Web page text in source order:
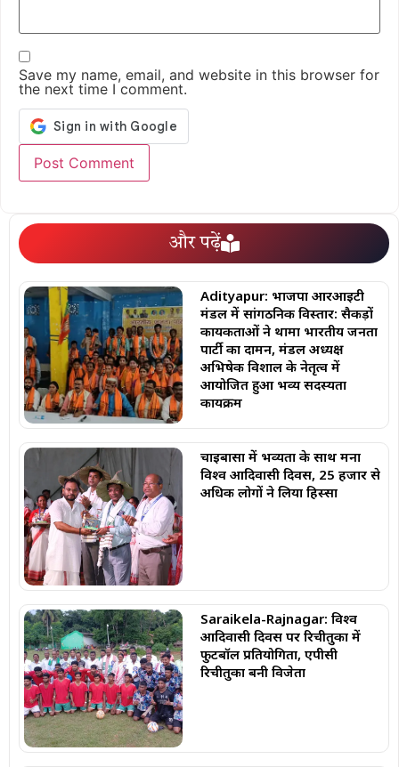
Save my name, email, and website in this browser for
the next time I comment.
और पढ़ें
Adityapur: भाजपा आरआईटी
मंडल में सांगठनिक विस्तार: सैकड़ों
कार्यकर्ताओं ने थामा भारतीय जनता
पार्टी का दामन, मंडल अध्यक्ष
अभिषेक विशाल के नेतृत्व में
आयोजित हुआ भव्य सदस्यता
कार्यक्रम
चाईबासा में भव्यता के साथ मना
विश्व आदिवासी दिवस, 25 हजार से
अधिक लोगों ने लिया हिस्सा
Saraikela-Rajnagar: विश्व
आदिवासी दिवस पर रिचीतुका में
फुटबॉल प्रतियोगिता, एपीसी
रिचीतुका बनी विजेता